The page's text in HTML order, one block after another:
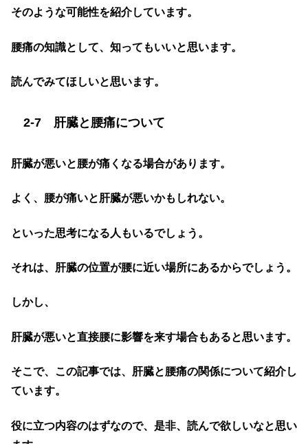
そのような可能性を紹介しています。
腰痛の知識として、知ってもいいと思います。
読んでみてほしいと思います。
2-7 肝臓と腰痛について
肝臓が悪いと腰が痛くなる場合があります。
よく、腰が痛いと肝臓が悪いかもしれない。
といった思考になる人もいるでしょう。
それは、肝臓の位置が腰に近い場所にあるからでしょう。
しかし、
肝臓が悪いと直接腰に影響を来す場合もあると思います。
そこで、この記事では、肝臓と腰痛の関係について紹介し
ています。
役に立つ内容のはずなので、是非、読んで欲しいなと思い